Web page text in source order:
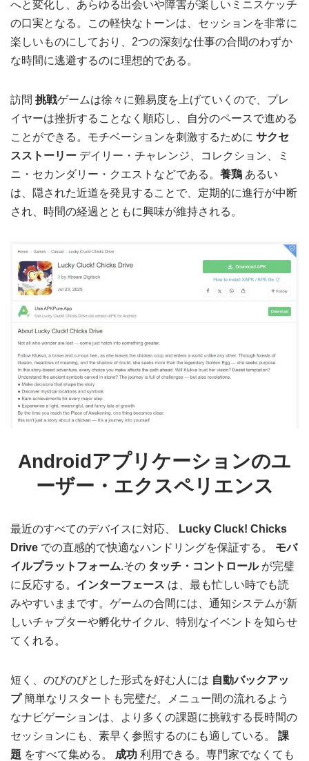
へと変化し、あらゆる出会いや障害が楽しいミニスケッチ
の口実となる。この軽快なトーンは、セッションを非常に
楽しいものにしており、2つの深刻な仕事の合間のわずか
な時間に逃避するのに理想的である。
訪問 挑戦ゲームは徐々に難易度を上げていくので、プレ
イヤーは挫折することなく順応し、自分のペースで進める
ことができる。モチベーションを刺激するために サクセ
スストーリー デイリー・チャレンジ、コレクション、ミ
ニ・セカンダリー・クエストなどである。 養鶏 あるい
は、隠された近道を発見することで、定期的に進行が中断
され、時間の経過とともに興味が維持される。
Androidアプリケーションのユ
ーザー・エクスペリエンス
最近のすべてのデバイスに対応、
Lucky Cluck! Chicks
Drive での直感的で快適なハンドリングを保証する。 モバ
イルプラットフォーム.その タッチ・コントロールが完璧
に反応する。 インターフェース は、最も忙しい時でも読
みやすいままです。ゲームの合間には、通知システムが新
しいチャプターや孵化サイクル、特別なイベントを知らせ
てくれる。
短く、のびのびとした形式を好む人には 自動バックアッ
プ簡単なリスタートも完璧だ。メニュー間の流れるよう
なナビゲーションは、より多くの課題に挑戦する長時間の
セッションにも、素早く参照するのにも適している。 課
題 をすべて集める。 成功 利用できる。専門家でなくても